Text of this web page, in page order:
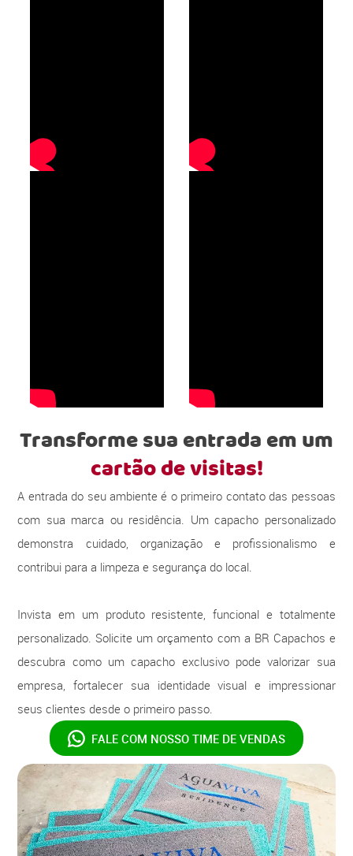
Transforme sua entrada em um
cartão de visitas!
A entrada do seu ambiente é o primeiro contato das pessoas
com sua marca ou residência. Um capacho personalizado
demonstra cuidado, organização e profissionalismo e
contribui para a limpeza e segurança do local.
Invista em um produto resistente, funcional e totalmente
personalizado. Solicite um orçamento com a BR Capachos e
descubra como um capacho exclusivo pode valorizar sua
empresa, fortalecer sua identidade visual e impressionar
seus clientes desde o primeiro passo.
FALE COM NOSSO TIME DE VENDAS